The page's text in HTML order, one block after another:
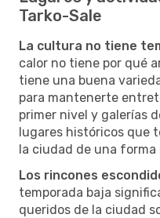
Tarko-Sale
La cultura no tiene
calor no tiene por qué
tiene una buena
para mantenerte
primer nivel y galerías
lugares históricos que
la ciudad de una forma
Los rincones
temporada baja
queridos de la ciudad